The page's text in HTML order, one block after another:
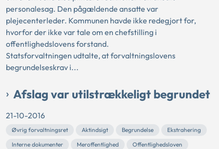
personalesag. Den pågældende ansatte var
plejecenterleder. Kommunen havde ikke redegjort for,
hvorfor der ikke var tale om en chefstilling i
offentlighedslovens forstand.
Statsforvaltningen udtalte, at forvaltningslovens
begrundelseskrav i...
Afslag var utilstrækkeligt begrundet
21-10-2016
Øvrig forvaltningsret Aktindsigt Begrundelse
Ekstrahering
Interne dokumenter
Meroffentlighed
Offentlighedsloven